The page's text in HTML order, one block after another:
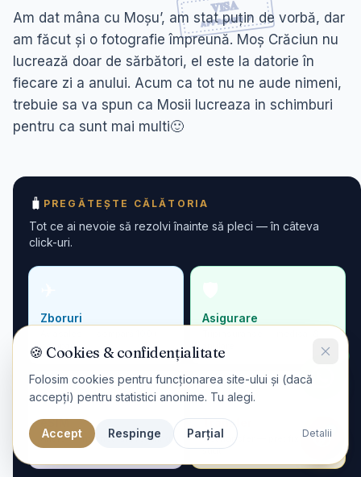
Am dat mâna cu Moșu’, am stat puțin de vorbă, dar
am făcut și o fotografie împreună. Moș Crăciun nu
lucrează doar de sărbători, el este la datorie în
fiecare zi a anului. Acum ca tot nu ne aude nimeni,
trebuie sa va spun ca Mosii lucreaza in schimburi
pentru ca sunt mai multi🙂
🧳 PREGĂTEȘTE CĂLĂTORIA
Tot ce ai nevoie să rezolvi înainte să pleci — în câteva
click-uri.
Zboruri
companii
Asigurare
📱
eSIM
Airalo — internet fără roaming
🚗
Transfer
GetTransfer — preț fix, șofer
ști­ut
🍪 Cookies & confidențialitate
Folosim cookies pentru funcționarea site-ului și (dacă
accepți) pentru statistici anonime. Tu alegi.
Accept Respinge Parțial Detalii